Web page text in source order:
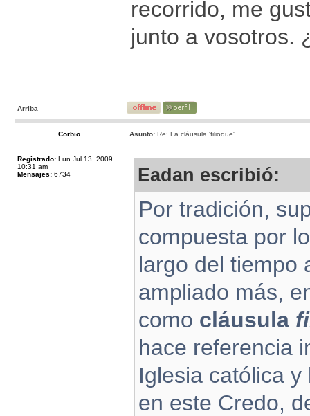
recorrido, me
junto a vosotros.
Arriba
Corbio Asunto: Re: La cláusula 'filioque'
Registrado: Lun Jul 13, 2009
10:31 am
Mensajes: 6734 Eadan escribió:
Por tradición,
compuesta por
largo del tiempo
ampliado más,
como cláusula
hace referencia
Iglesia católica
en este Credo,